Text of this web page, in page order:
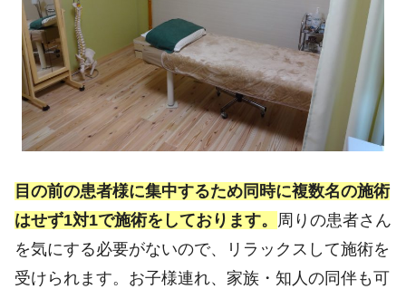
目の前の患者様に集中するため同時に複数名の施術
はせず1対1で施術をしております。 周りの患者さん
を気にする必要がないので、リラックスして施術を
受けられます。お子様連れ、家族・知人の同伴も可